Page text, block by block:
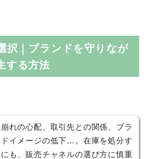
択｜ブランドを守りなが
する方法
れの心配、取引先との関係、ブラ
ドイメージの低下…。在庫を処分す
にも、販売チャネルの選び方に慎重